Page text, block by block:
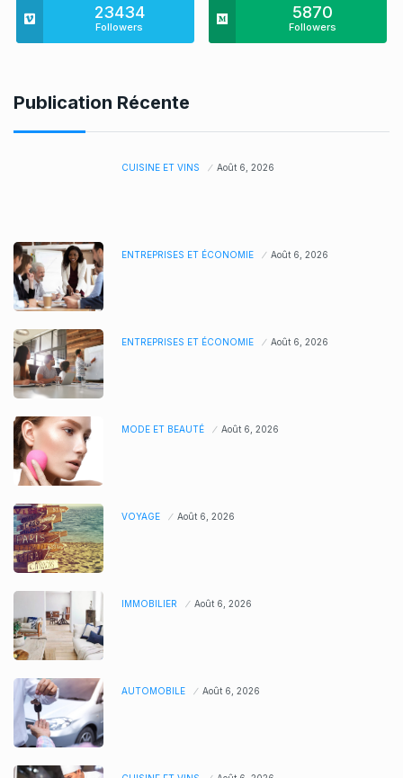
23434
Followers
5870
Followers
Publication Récente
CUISINE ET VINS Août 6, 2026
ENTREPRISES ET ÉCONOMIE Août 6, 2026
ENTREPRISES ET ÉCONOMIE Août 6, 2026
MODE ET BEAUTÉ Août 6, 2026
VOYAGE Août 6, 2026
IMMOBILIER Août 6, 2026
AUTOMOBILE Août 6, 2026